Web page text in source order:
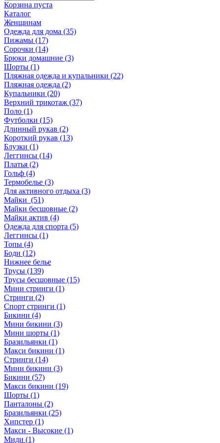
Корзина пуста
Каталог
Женщинам
Одежда для дома (35)
Пижамы (17)
Сорочки (14)
Брюки домашние (3)
Шорты (1)
Пляжная одежда и купальники (22)
Пляжная одежда (2)
Купальники (20)
Верхний трикотаж (37)
Поло (1)
Футболки (15)
Длинный рукав (2)
Короткий рукав (13)
Блузки (1)
Леггинсы (14)
Платья (2)
Гольф (4)
Термобелье (3)
Для активного отдыха (3)
Майки (51)
Майки бесшовные (2)
Майки актив (4)
Одежда для спорта (5)
Леггинсы (1)
Топы (4)
Боди (12)
Нижнее белье
Трусы (139)
Трусы бесшовные (15)
Мини стринги (1)
Стринги (2)
Спорт стринги (1)
Бикини (4)
Мини бикини (3)
Мини шорты (1)
Бразильянки (1)
Макси бикини (1)
Стринги (14)
Мини бикини (3)
Бикини (57)
Макси бикини (19)
Шорты (1)
Панталоны (2)
Бразильянки (25)
Хипстер (1)
Макси - Высокие (1)
Миди (1)